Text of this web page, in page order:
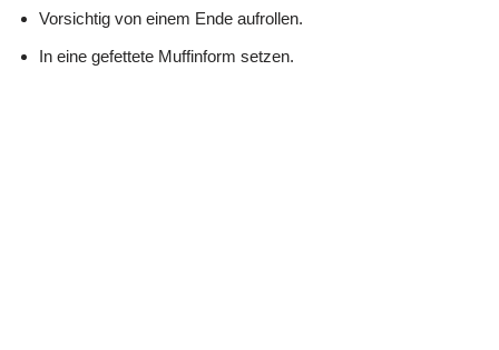
Vorsichtig von einem Ende aufrollen.
In eine gefettete Muffinform setzen.